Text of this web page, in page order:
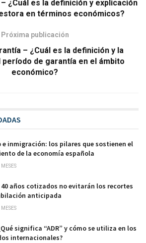
¿Cuál es la definición y explicación
en términos económicos?
Próxima publicación
– ¿Cuál es la definición y la
período de garantía en el ámbito
económico?
e inmigración: los pilares que sostienen el
de la economía española
40 años cotizados no evitarán los recortes
anticipada
significa “ADR” y cómo se utiliza en los
internacionales?